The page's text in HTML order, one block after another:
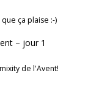
ça plaise :-)
– jour 1
de l'Avent!